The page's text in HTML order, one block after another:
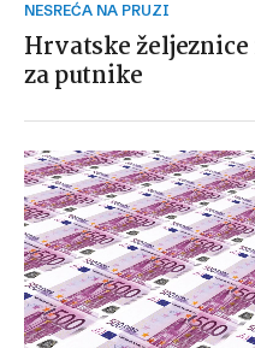
NESREĆA NA PRUZI
Hrvatske
za putnike